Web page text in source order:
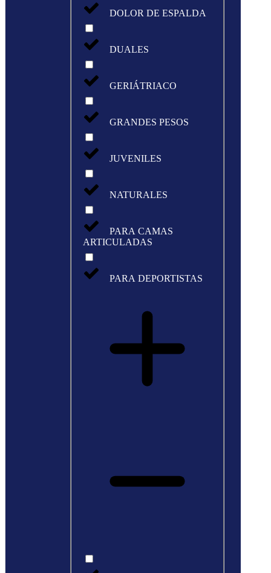
DOLOR DE ESPALDA
DUALES
GERIÁTRIACO
GRANDES PESOS
JUVENILES
NATURALES
PARA CAMAS
ARTICULADAS
PARA DEPORTISTAS